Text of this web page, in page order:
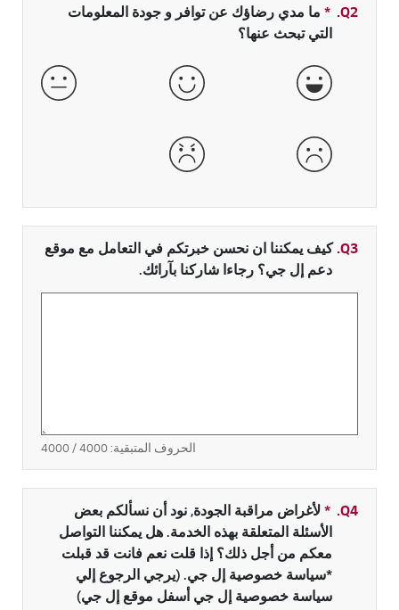
Q2.
* حقل مطلوب
ما مدي رضاؤك عن توافر و جودة المعلومات
التي تبحث عنها؟
جيدة جداً جيدة عادية
سيئة سيئة جداً
Q3. كيف يمكننا ان نحسن خبرتكم في التعامل مع موقع
دعم إل جي؟ رجاءا شاركنا بآرائك.
الحروف المتبقية:4000
/ 4000
Q4.
*حقل مطلوب
لأغراض مراقبة الجودة, نود أن نسألكم بعض
الأسئلة المتعلقة بهذه الخدمة. هل يمكننا التواصل
معكم من أجل ذلك؟ إذا قلت نعم فانت قد قبلت
*سياسة خصوصية إل جي. (يرجي الرجوع إلي
سياسة خصوصية إل جي أسفل موقع إل جي)